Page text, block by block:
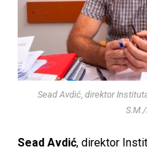
Sead Avdić, direktor
Sead Avdić, direktor